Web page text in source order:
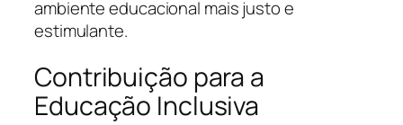
ambiente educacional mais justo e
estimulante.
Contribuição para a
Educação Inclusiva